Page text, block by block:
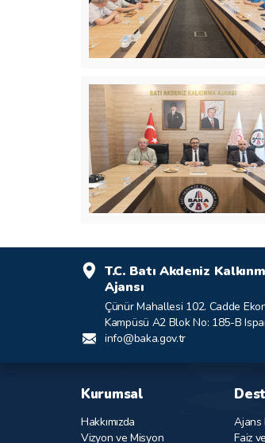
T.C. Batı Akdeniz
Ajansı
Çünür Mahallesi 102. Cadde
Kampüsü A2 Blok No: 185-B
info@baka.gov.tr
Kurumsal
Hakkımızda
Vizyon ve Misyon
Ajans
Faiz